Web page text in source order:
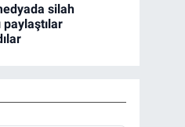
silah